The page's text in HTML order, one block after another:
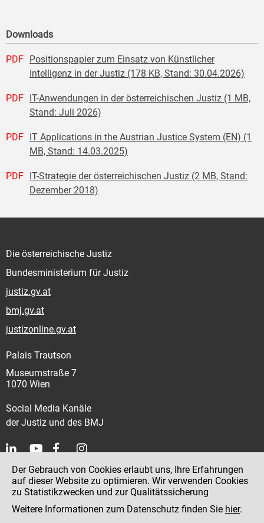
Downloads
PDF
Positionspapier zum Einsatz von Künstlicher
Intelligenz in der Justiz (178 KB, Stand: 30.04.2026)
PDF
IT-Anwendungen in der österreichischen Justiz (1 MB,
Stand: Juli 2026)
PDF
IT Applications in the Austrian Justice System (EN) (1
MB, Stand: 14.03.2025)
PDF
IT-Strategie der österreichischen Justiz (2 MB, Stand:
Dezember 2018)
Die österreichische Justiz
Bundesministerium für Justiz
justiz.gv.at
bmj.gv.at
justizonline.gv.at
Palais Trautson
Museumstraße 7
1070 Wien
Social Media Kanäle
der Justiz und des BMJ
Kontakt
Impressum
Datenschutz
Der Gebrauch von Cookies erlaubt uns, Ihre Erfahrungen
auf dieser Website zu optimieren. Wir verwenden Cookies
zu Statistikzwecken und zur Qualitätssicherung
Weitere Informationen zum Datenschutz finden Sie hier.